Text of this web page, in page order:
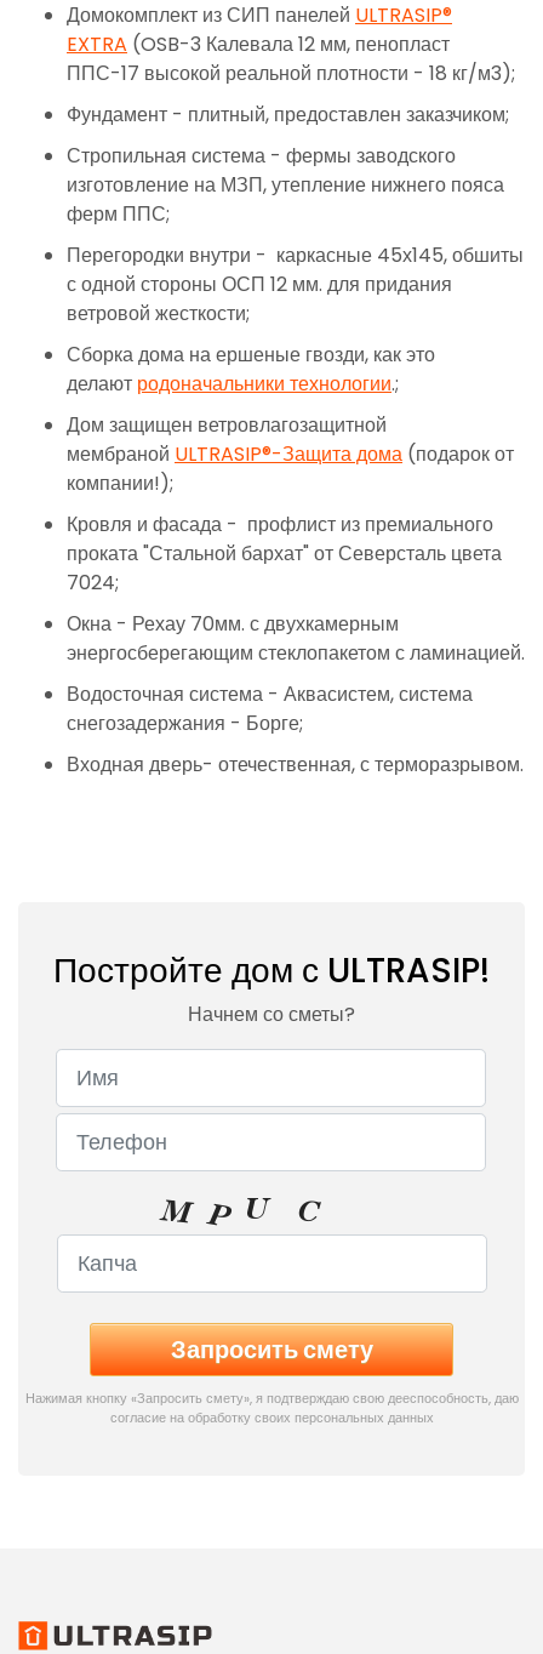
Домокомплект из СИП панелей ULTRASIP®
EXTRA (OSB-3 Калевала 12 мм, пенопласт
ППС-17 высокой реальной плотности - 18 кг/м3);
Фундамент - плитный, предоставлен заказчиком;
Стропильная система - фермы заводского
изготовление на МЗП, утепление нижнего пояса
ферм ППС;
Перегородки внутри - каркасные 45х145, обшиты
с одной стороны ОСП 12 мм. для придания
ветровой жесткости;
Сборка дома на ершеные гвозди, как это
делают родоначальники технологии.;
Дом защищен ветровлагозащитной
мембраной ULTRASIP®-Защита дома (подарок от
компании!);
Кровля и фасада - профлист из премиального
проката "Стальной бархат" от Северсталь цвета
7024;
Окна - Рехау 70мм. с двухкамерным
энергосберегающим стеклопакетом с ламинацией.
Водосточная система - Аквасистем, система
снегозадержания - Борге;
Входная дверь- отечественная, с терморазрывом.
Постройте дом с ULTRASIP!
Начнем со сметы?
Нажимая кнопку «Запросить смету», я подтверждаю свою дееспособность, даю
согласие на обработку своих персональных данных